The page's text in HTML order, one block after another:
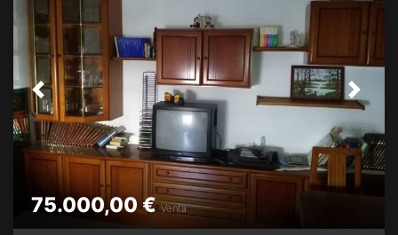
Previous Next
75.000,00 €Venta